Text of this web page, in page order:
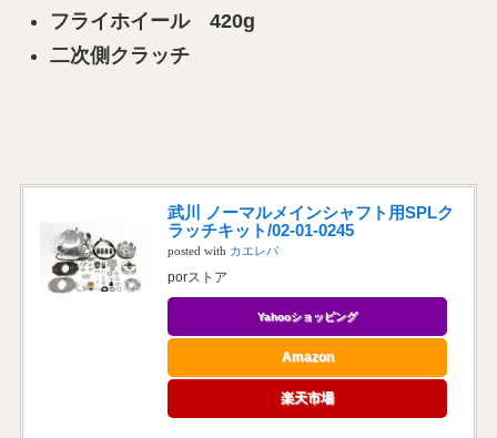
フライホイール 420g
二次側クラッチ
武川 ノーマルメインシャフト用SPLク
ラッチキット/02-01-0245
posted with カエレバ
porストア
Yahooショッピング
Amazon
楽天市場